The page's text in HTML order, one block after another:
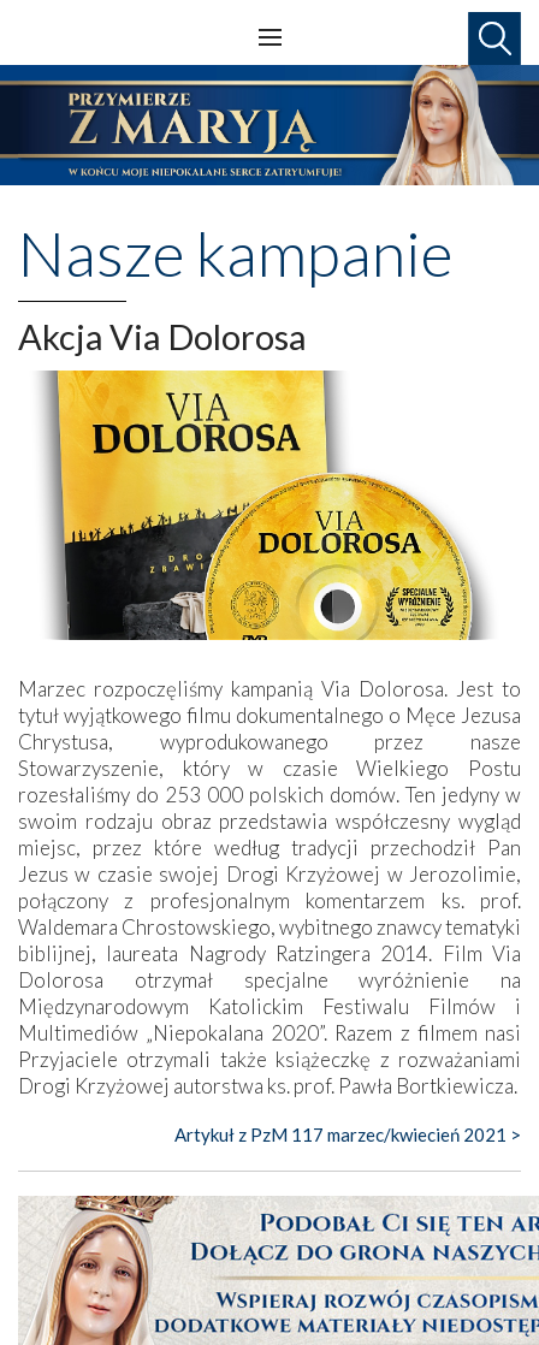
Nasze kampanie
Akcja Via Dolorosa
Marzec rozpoczęliśmy kampanią Via Dolorosa. Jest to
tytuł wyjątkowego filmu dokumentalnego o Męce Jezusa
Chrystusa, wyprodukowanego przez nasze
Stowarzyszenie, który w czasie Wielkiego Postu
rozesłaliśmy do 253 000 polskich domów. Ten jedyny w
swoim rodzaju obraz przedstawia współczesny wygląd
miejsc, przez które według tradycji przechodził Pan
Jezus w czasie swojej Drogi Krzyżowej w Jerozolimie,
połączony z profesjonalnym komentarzem ks. prof.
Waldemara Chrostowskiego, wybitnego znawcy tematyki
biblijnej, laureata Nagrody Ratzingera 2014. Film Via
Dolorosa otrzymał specjalne wyróżnienie na
Międzynarodowym Katolickim Festiwalu Filmów i
Multimediów „Niepokalana 2020”. Razem z filmem nasi
Przyjaciele otrzymali także książeczkę z rozważaniami
Drogi Krzyżowej autorstwa ks. prof. Pawła Bortkiewicza.
Artykuł z PzM 117 marzec/kwiecień 2021 >